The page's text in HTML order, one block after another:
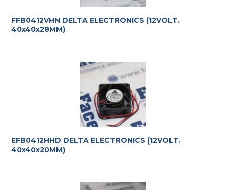
FFB0412VHN DELTA ELECTRONICS (12VOLT.
40x40x28MM)
EFB0412HHD DELTA ELECTRONICS (12VOLT.
40x40x20MM)